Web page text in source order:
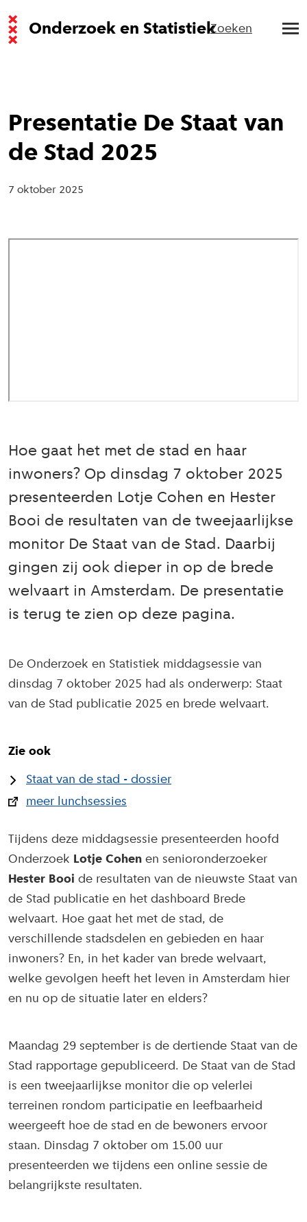
Onderzoek en StatistiekZoeken
Presentatie De Staat van
de Stad 2025
7 oktober 2025
Hoe gaat het met de stad en haar
inwoners? Op dinsdag 7 oktober 2025
presenteerden Lotje Cohen en Hester
Booi de resultaten van de tweejaarlijkse
monitor De Staat van de Stad. Daarbij
gingen zij ook dieper in op de brede
welvaart in Amsterdam. De presentatie
is terug te zien op deze pagina.
De Onderzoek en Statistiek middagsessie van
dinsdag 7 oktober 2025 had als onderwerp: Staat
van de Stad publicatie 2025 en brede welvaart.
Zie ook
Staat van de stad - dossier
meer lunchsessies
Tijdens deze middagsessie presenteerden hoofd
Onderzoek Lotje Cohen en senioronderzoeker
Hester Booi de resultaten van de nieuwste Staat van
de Stad publicatie en het dashboard Brede
welvaart. Hoe gaat het met de stad, de
verschillende stadsdelen en gebieden en haar
inwoners? En, in het kader van brede welvaart,
welke gevolgen heeft het leven in Amsterdam hier
en nu op de situatie later en elders?
Maandag 29 september is de dertiende Staat van de
Stad rapportage gepubliceerd. De Staat van de Stad
is een tweejaarlijkse monitor die op velerlei
terreinen rondom participatie en leefbaarheid
weergeeft hoe de stad en de bewoners ervoor
staan. Dinsdag 7 oktober om 15.00 uur
presenteerden we tijdens een online sessie de
belangrijkste resultaten.